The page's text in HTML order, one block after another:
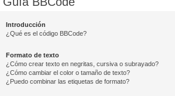
Introducción
¿Qué es el código BBCode?
Formato de texto
¿Cómo crear texto en negritas, cursiva o subrayado?
¿Cómo cambiar el color o tamaño de texto?
¿Puedo combinar las etiquetas de formato?